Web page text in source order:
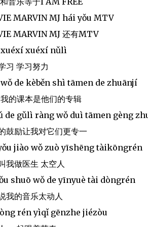
MARVIN MJ hái yǒu MTV
MARVIN MJ 还有MTV
xuéxí nǔlì
习 学习努力
wǒ de kèběn shì tāmen de zhuānjí
的课本是他们的专辑
de gǔlì ràng wǒ duì tāmen gèng
鼓励让我对它们更专一
jiào wǒ zuò yīshēng tàikōngrén
我做医生 太空人
shuō wǒ de yīnyuè tài dòngrén
我的音乐太动人
rén yìqǐ gēnzhe jiézòu